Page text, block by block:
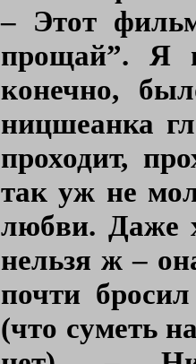
– Этот
прощай”. Я
конечно,
ницшеанка
проходит,
так уж не
любви. Даже
нельзя ж –
почти
(что суметь